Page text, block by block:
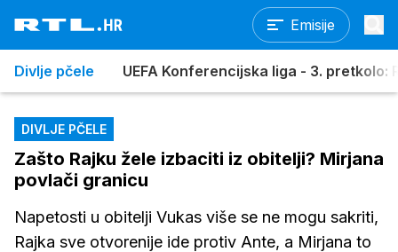
Emisije
Divlje pčele UEFA Konferencijska liga - 3. pretkolo:
DIVLJE PČELE
Zašto Rajku žele izbaciti iz obitelji? Mirjana
povlači granicu
Napetosti u obitelji Vukas više se ne mogu sakriti,
Rajka sve otvorenije ide protiv Ante, a Mirjana to